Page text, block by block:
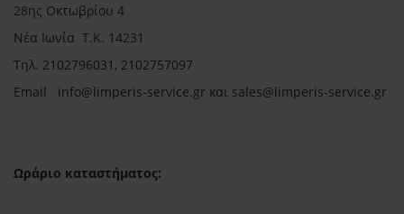
28ης Οκτωβρίου 4
Νέα Ιωνία Τ.Κ. 14231
Τηλ. 2102796031, 2102757097
Email info@limperis-service.gr και sales@limperis-service.gr
Ωράριο καταστήματος: